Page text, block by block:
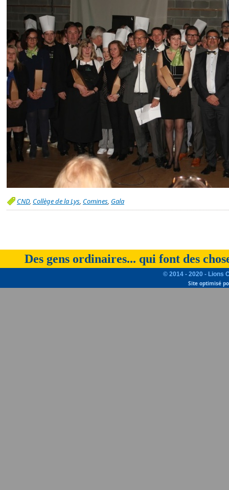
CND, Collège de la Lys, Comines, Gala
Des gens ordinaires... qui font des
© 2014 - 2020 - Lions
Site optimisé